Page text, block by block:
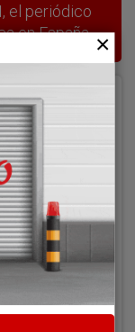
el periódico
en España.